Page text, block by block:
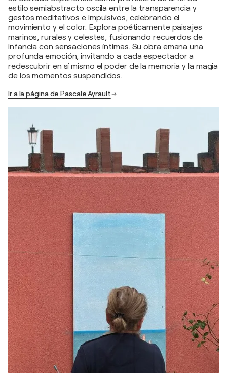
estilo semiabstracto oscila entre la transparencia y
gestos meditativos e impulsivos, celebrando el
movimiento y el color. Explora poéticamente paisajes
marinos, rurales y celestes, fusionando recuerdos de
infancia con sensaciones íntimas. Su obra emana una
profunda emoción, invitando a cada espectador a
redescubrir en sí mismo el poder de la memoria y la magia
de los momentos suspendidos.
Ir a la página de Pascale Ayrault